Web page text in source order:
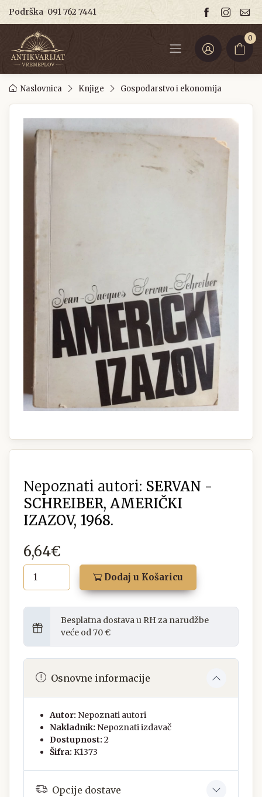
Podrška 091 762 7441
0
Naslovnica Knjige Gospodarstvo i ekonomija
Nepoznati autori: SERVAN -
SCHREIBER, AMERIČKI
IZAZOV, 1968.
6,64€
Dodaj u Košaricu
Besplatna dostava u RH za narudžbe
veće od 70 €
Osnovne informacije
Autor: Nepoznati autori
Nakladnik: Nepoznati izdavač
Dostupnost: 2
Šifra: K1373
Opcije dostave